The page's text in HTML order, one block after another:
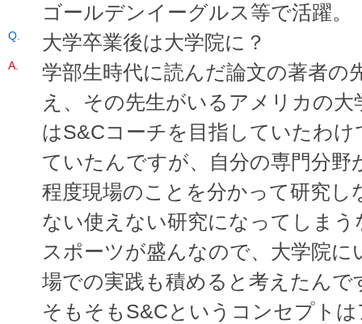
ゴールデンイーグルス等で活躍。
大学卒業後は大学院に？
学部生時代に読んだ論文の著者の
え、その先生がいるアメリカの
はS&Cコーチを目指していたわ
ていたんですが、自分の専門分野
程度現場のことを分かって研究し
ない使えない研究になってしま
スポーツが盛んなので、大学院
場での実践も積めると考えたんで
そもそもS&Cというコンセプト